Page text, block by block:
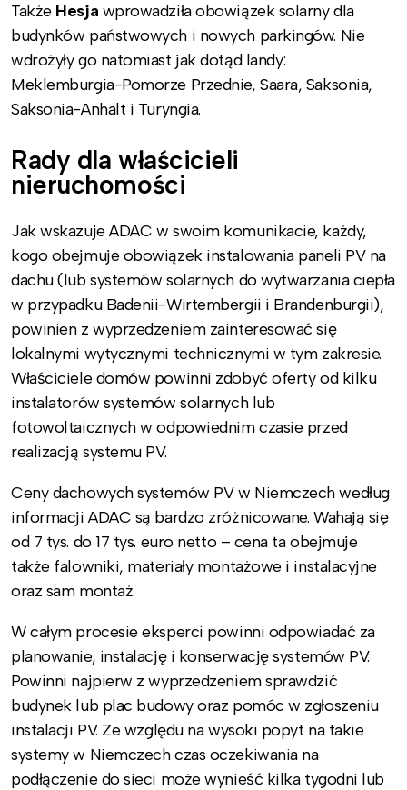
Także Hesja wprowadziła obowiązek solarny dla
budynków państwowych i nowych parkingów. Nie
wdrożyły go natomiast jak dotąd landy:
Meklemburgia-Pomorze Przednie, Saara, Saksonia,
Saksonia-Anhalt i Turyngia.
Rady dla właścicieli
nieruchomości
Jak wskazuje ADAC w swoim komunikacie, każdy,
kogo obejmuje obowiązek instalowania paneli PV na
dachu (lub systemów solarnych do wytwarzania ciepła
w przypadku Badenii-Wirtembergii i Brandenburgii),
powinien z wyprzedzeniem zainteresować się
lokalnymi wytycznymi technicznymi w tym zakresie.
Właściciele domów powinni zdobyć oferty od kilku
instalatorów systemów solarnych lub
fotowoltaicznych w odpowiednim czasie przed
realizacją systemu PV.
Ceny dachowych systemów PV w Niemczech według
informacji ADAC są bardzo zróżnicowane. Wahają się
od 7 tys. do 17 tys. euro netto – cena ta obejmuje
także falowniki, materiały montażowe i instalacyjne
oraz sam montaż.
W całym procesie eksperci powinni odpowiadać za
planowanie, instalację i konserwację systemów PV.
Powinni najpierw z wyprzedzeniem sprawdzić
budynek lub plac budowy oraz pomóc w zgłoszeniu
instalacji PV. Ze względu na wysoki popyt na takie
systemy w Niemczech czas oczekiwania na
podłączenie do sieci może wynieść kilka tygodni lub